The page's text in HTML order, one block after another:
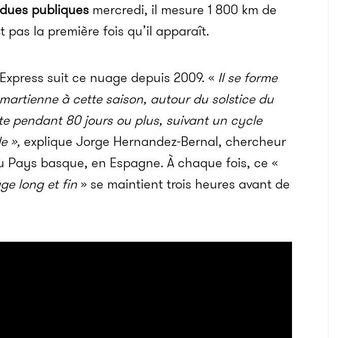
publiques mercredi, il mesure 1 800 km de
pas la première fois qu’il apparaît.
suit ce nuage depuis 2009. « Il se forme
à cette saison, autour du solsticedu
pendant 80 jours ou plus, suivant un cycle
», explique Jorge Hernandez-Bernal, chercheur
Pays basque, en Espagne. À chaque fois, ce «
long et fin » se maintient trois heures avant de